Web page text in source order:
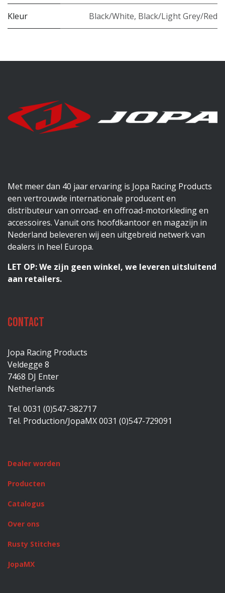
Kleur Black/White, Black/Light Grey/Red
Met meer dan 40 jaar ervaring is Jopa Racing Products
een vertrouwde internationale producent en
distributeur van onroad- en offroad-motorkleding en
accessoires. Vanuit ons hoofdkantoor en magazijn in
Nederland beleveren wij een uitgebreid netwerk van
dealers in heel Europa.
LET OP: We zijn geen winkel, we leveren uitsluitend
aan retailers.
Contact
Jopa Racing Products
Veldegge 8
7468 DJ Enter
Netherlands
Tel. 0031 (0)547-382717
Tel. Production/JopaMX 0031 (0)547-729091
Dealer worden
Producten
Catalogus
Over ons
Rusty Stitches
JopaMX